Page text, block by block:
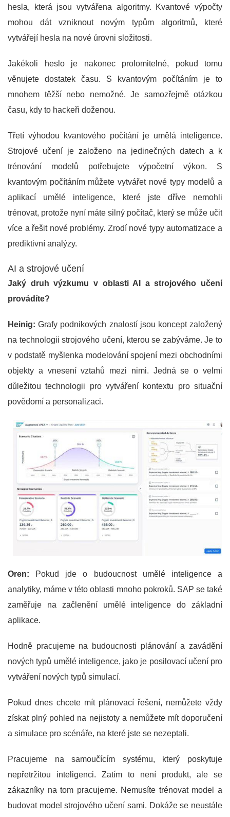
hesla, která jsou vytvářena algoritmy. Kvantové výpočty
mohou dát vzniknout novým typům algoritmů, které
vytvářejí hesla na nové úrovni složitosti.
Jakékoli heslo je nakonec prolomitelné, pokud tomu
věnujete dostatek času. S kvantovým počítáním je to
mnohem těžší nebo nemožné. Je samozřejmě otázkou
času, kdy to hackeři doženou.
Třetí výhodou kvantového počítání je umělá inteligence.
Strojové učení je založeno na jedinečných datech a k
trénování modelů potřebujete výpočetní výkon. S
kvantovým počítáním můžete vytvářet nové typy modelů a
aplikací umělé inteligence, které jste dříve nemohli
trénovat, protože nyní máte silný počítač, který se může učit
více a řešit nové problémy. Zrodí nové typy automatizace a
prediktivní analýzy.
AI a strojové učení
Jaký druh výzkumu v oblasti AI a strojového učení
provádíte?
Heinig:Grafy podnikových znalostí jsou koncept založený
na technologii strojového učení, kterou se zabýváme. Je to
v podstatě myšlenka modelování spojení mezi obchodními
objekty a vnesení vztahů mezi nimi. Jedná se o velmi
důležitou technologii pro vytváření kontextu pro situační
povědomí a personalizaci.
Oren: Pokud jde o budoucnost umělé inteligence a
analytiky, máme v této oblasti mnoho pokroků. SAP se také
zaměřuje na začlenění umělé inteligence do základní
aplikace.
Hodně pracujeme na budoucnosti plánování a zavádění
nových typů umělé inteligence, jako je posilovací učení pro
vytváření nových typů simulací.
Pokud dnes chcete mít plánovací řešení, nemůžete vždy
získat plný pohled na nejistoty a nemůžete mít doporučení
a simulace pro scénáře, na které jste se nezeptali.
Pracujeme na samoučícím systému, který poskytuje
nepřetržitou inteligenci. Zatím to není produkt, ale se
zákazníky na tom pracujeme. Nemusíte trénovat model a
budovat model strojového učení sami. Dokáže se neustále